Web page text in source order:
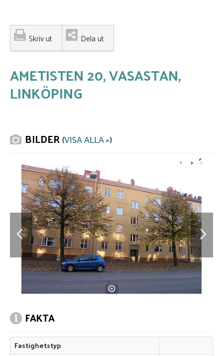
Skriv ut Dela ut
AMETISTEN 20, VASASTAN,
LINKÖPING
BILDER(VISA ALLA »)
FAKTA
Fastighetstyp